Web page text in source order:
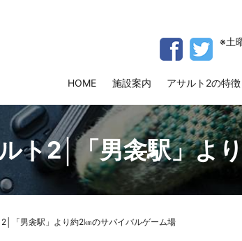
※土
HOME 施設案内 アサルト2の特徴
ト2│「男衾駅」よ
「男衾駅」より約2㎞のサバイバルゲーム場